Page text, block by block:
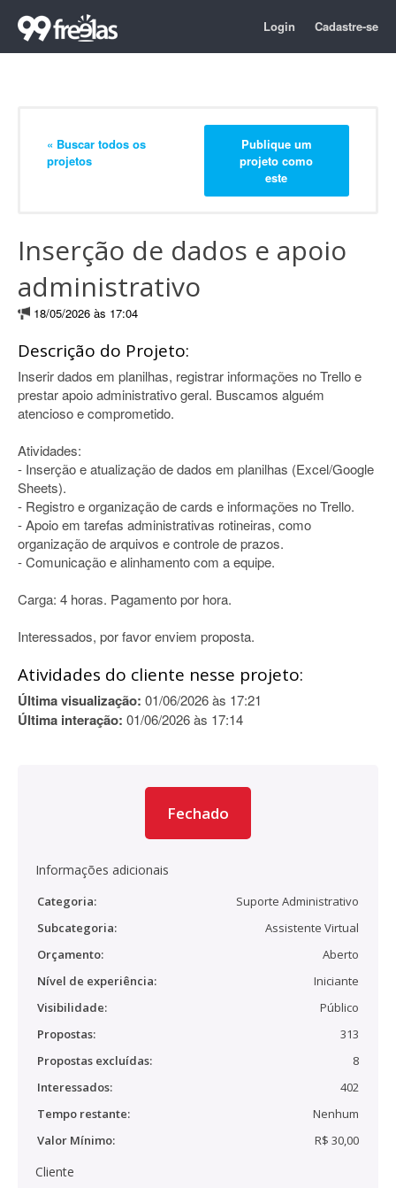
Login Cadastre-se
« Buscar todos os
projetos
Publique um
projeto como
este
Inserção de dados e apoio
administrativo
18/05/2026 às 17:04
Descrição do Projeto:
Inserir dados em planilhas, registrar informações no Trello e
prestar apoio administrativo geral. Buscamos alguém
atencioso e comprometido.
Atividades:
- Inserção e atualização de dados em planilhas (Excel/Google
Sheets).
- Registro e organização de cards e informações no Trello.
- Apoio em tarefas administrativas rotineiras, como
organização de arquivos e controle de prazos.
- Comunicação e alinhamento com a equipe.
Carga: 4 horas. Pagamento por hora.
Interessados, por favor enviem proposta.
Atividades do cliente nesse projeto:
Última visualização: 01/06/2026 às 17:21
Última interação: 01/06/2026 às 17:14
Fechado
Informações adicionais
Categoria:
Suporte Administrativo
Subcategoria:
Assistente Virtual
Orçamento:
Aberto
Nível de experiência:
Iniciante
Visibilidade:
Público
Propostas:
313
Propostas excluídas:
8
Interessados:
402
Tempo restante:
Nenhum
Valor Mínimo:
R$ 30,00
Cliente